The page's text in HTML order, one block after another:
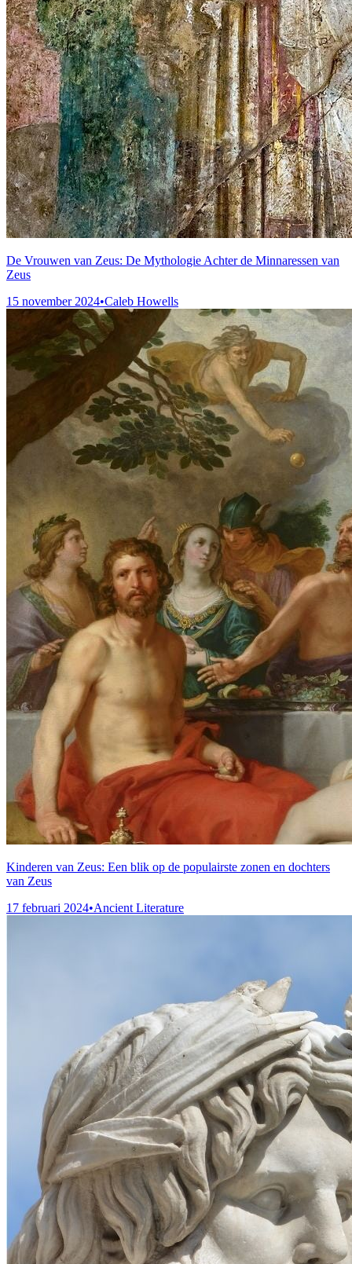
De Vrouwen van Zeus: De Mythologie Achter de Minnaressen van
Zeus
15 november 2024•Caleb Howells
Kinderen van Zeus: Een blik op de populairste zonen en dochters
van Zeus
17 februari 2024•Ancient Literature